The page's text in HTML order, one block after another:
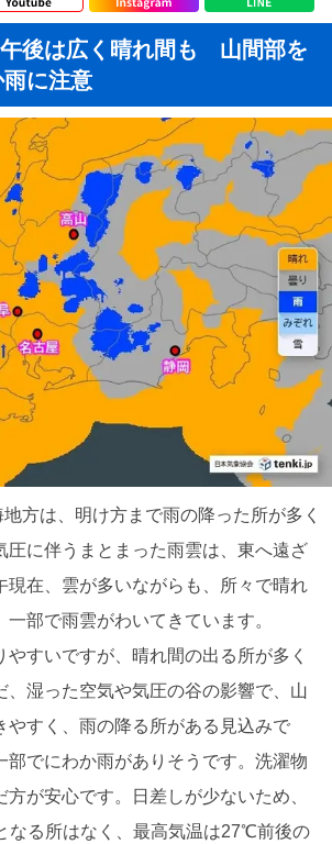
後は広く晴れ間も 山間部を
に注意
方は、明け方まで雨の降った所が多く
圧に伴うまとまった雨雲は、東へ遠ざ
現在、雲が多いながらも、所々で晴れ
一部で雨雲がわいてきています。
すいですが、晴れ間の出る所が多く
、湿った空気や気圧の谷の影響で、山
やすく、雨の降る所がある見込みで
部でにわか雨がありそうです。洗濯物
が安心です。日差しが少ないため、
なる所はなく、最高気温は27℃前後の